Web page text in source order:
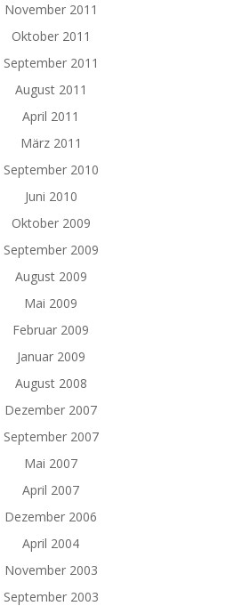
November 2011
Oktober 2011
September 2011
August 2011
April 2011
März 2011
September 2010
Juni 2010
Oktober 2009
September 2009
August 2009
Mai 2009
Februar 2009
Januar 2009
August 2008
Dezember 2007
September 2007
Mai 2007
April 2007
Dezember 2006
April 2004
November 2003
September 2003